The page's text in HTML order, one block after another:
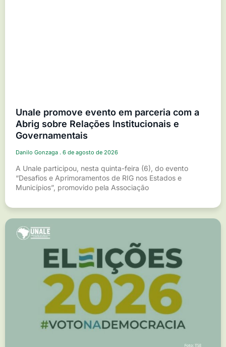
Unale promove evento em parceria com a
Abrig sobre Relações Institucionais e
Governamentais
Danilo Gonzaga 6 de agosto de 2026
A Unale participou, nesta quinta-feira (6), do evento
“Desafios e Aprimoramentos de RIG nos Estados e
Municípios”, promovido pela Associação